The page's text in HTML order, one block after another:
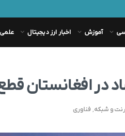
آموزش اخبار ارز دیجیتال علمی
در افغانستان
و شبکه, فناوری